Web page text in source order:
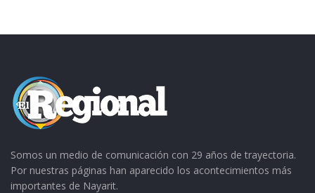
Somos un medio de comunicación con 29 años de trayectoria.
Por nuestras páginas han aparecido los acontecimientos más
importantes de Nayarit.